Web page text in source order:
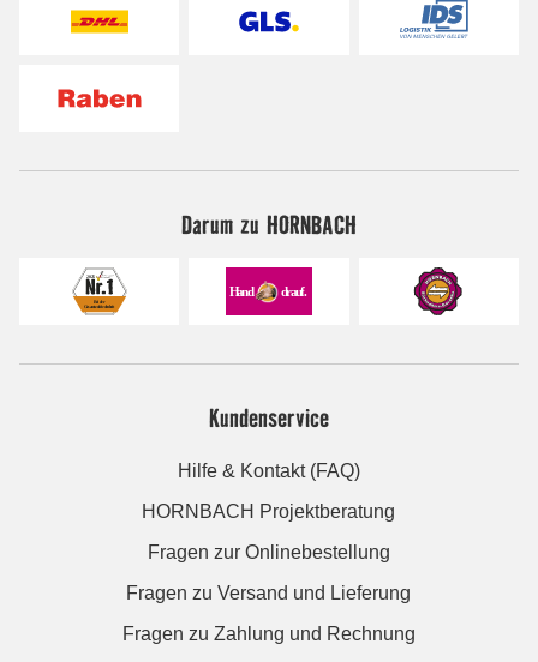
Darum zu HORNBACH
Kundenservice
Hilfe & Kontakt (FAQ)
HORNBACH Projektberatung
Fragen zur Onlinebestellung
Fragen zu Versand und Lieferung
Fragen zu Zahlung und Rechnung